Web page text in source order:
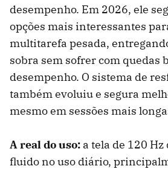
desempenho. Em 2026, ele
opções mais interessantes
multitarefa pesada,
sobra sem sofrer com quedas
desempenho. O sistema de
também evoluiu e segura
mesmo em sessões mais
A real do uso: a tela de 120
fluido no uso diário,